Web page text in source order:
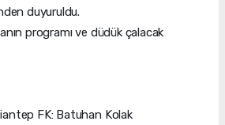
duyuruldu.
programı ve düdük çalacak
FK: Batuhan Kolak